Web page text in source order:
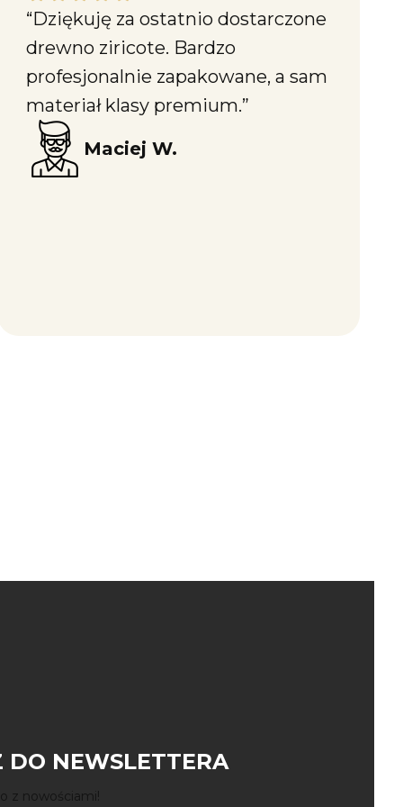
“Dziękuję za ostatnio dostarczone
drewno ziricote. Bardzo
profesjonalnie zapakowane, a sam
materiał klasy premium.”
Maciej W.
DO NEWSLETTERA
z nowościami!